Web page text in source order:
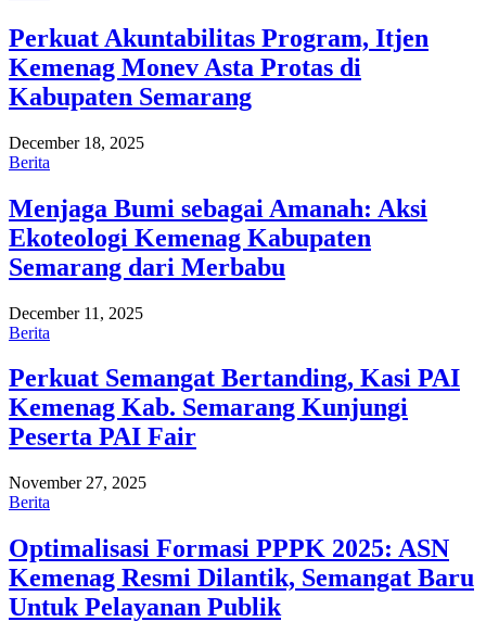
Perkuat Akuntabilitas Program, Itjen
Kemenag Monev Asta Protas di
Kabupaten Semarang
December 18, 2025
Berita
Menjaga Bumi sebagai Amanah: Aksi
Ekoteologi Kemenag Kabupaten
Semarang dari Merbabu
December 11, 2025
Berita
Perkuat Semangat Bertanding, Kasi PAI
Kemenag Kab. Semarang Kunjungi
Peserta PAI Fair
November 27, 2025
Berita
Optimalisasi Formasi PPPK 2025: ASN
Kemenag Resmi Dilantik, Semangat Baru
Untuk Pelayanan Publik